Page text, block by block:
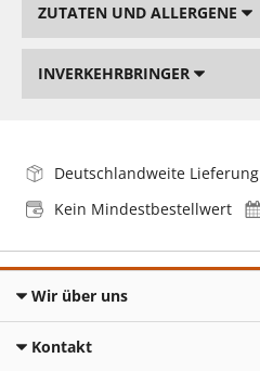
ZUTATEN UND ALLERGENE
INVERKEHRBRINGER
Deutschlandweite Lieferung
Kein Mindestbestellwert
Wir über uns
Kontakt